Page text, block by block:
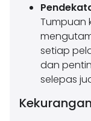
Tumpuan
setiap
dan
selepas
Kekurangan